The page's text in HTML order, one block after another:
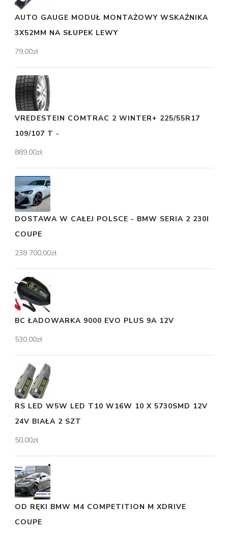
AUTO GAUGE MODUŁ MONTAŻOWY WSKAŹNIKA
3X52MM NA SŁUPEK LEWY
79,00zł
VREDESTEIN COMTRAC 2 WINTER+ 225/55R17
109/107 T -
889,00zł
DOSTAWA W CAŁEJ POLSCE - BMW SERIA 2 230I
COUPE
238 700,00zł
BC ŁADOWARKA 9000 EVO PLUS 9A 12V
530,00zł
RS LED W5W LED T10 W16W 10 X 5730SMD 12V
24V BIAŁA 2 SZT
50,00zł
OD RĘKI BMW M4 COMPETITION M XDRIVE
COUPE